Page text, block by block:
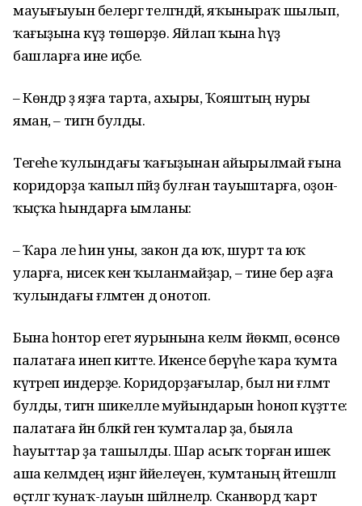
мауығыуын белергә теләгәндәй, яҡыныраҡ шылып,
ҡағыҙына күҙ төшөрҙө. Яйлап ҡына һүҙ
башларға ине иҫәбе.
– Көндәр ҙә яҙға тарта, ахыры, Ҡояштың нуры
яман, – тигән булды.
Тегеһе ҡулындағы ҡағыҙынан айырылмай ғына
коридорҙа ҡапыл пәйҙә булған тауыштарға, оҙон-
ҡыҫҡа һындарға ымланы:
– Ҡара әле һин уны, закон да юҡ, шурт та юҡ
уларға, нисек кенә ҡыланмайҙар, – тине бер аҙға
ҡулындағы ғәләмәтен дә онотоп.
Бына һонтор егет яурынына келәм йөкмәп, өсөнсө
палатаға инеп китте. Икенсе берәүһе ҡара ҡумта
күтәреп индерҙе. Коридорҙағылар, был ни ғәләмәт
булды, тигән шикелле муйындарын һоноп күҙәтте:
палатаға йәнә бәләкәй генә ҡумталар ҙа, быяла
һауыттар ҙа ташылды. Шар асыҡ торған ишек
аша келәмдең иҙәнгә йәйелеүен, ҡумтаның йәтешләп
өҫтәлгә ҡунаҡ-лауын шәйләнеләр. Сканворд ҡарт